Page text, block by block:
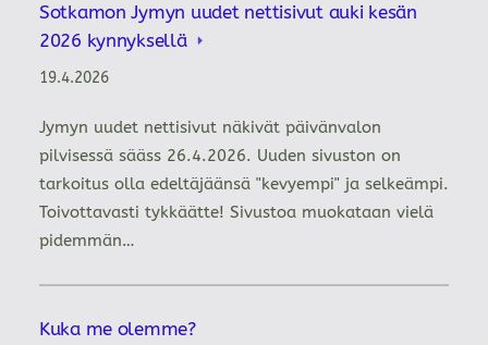
Sotkamon Jymyn uudet nettisivut auki kesän
2026 kynnyksellä
19.4.2026
Jymyn uudet nettisivut näkivät päivänvalon
pilvisessä sääss 26.4.2026. Uuden sivuston on
tarkoitus olla edeltäjäänsä "kevyempi" ja selkeämpi.
Toivottavasti tykkäätte! Sivustoa muokataan vielä
pidemmän…
Kuka me olemme?